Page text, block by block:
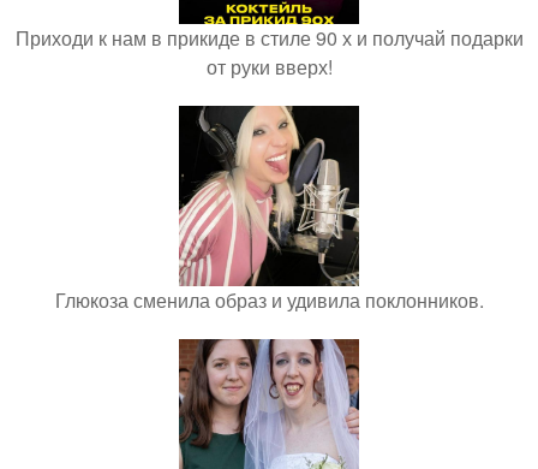
Приходи к нам в прикиде в стиле 90 х и получай подарки
от руки вверх!
Глюкоза сменила образ и удивила поклонников.